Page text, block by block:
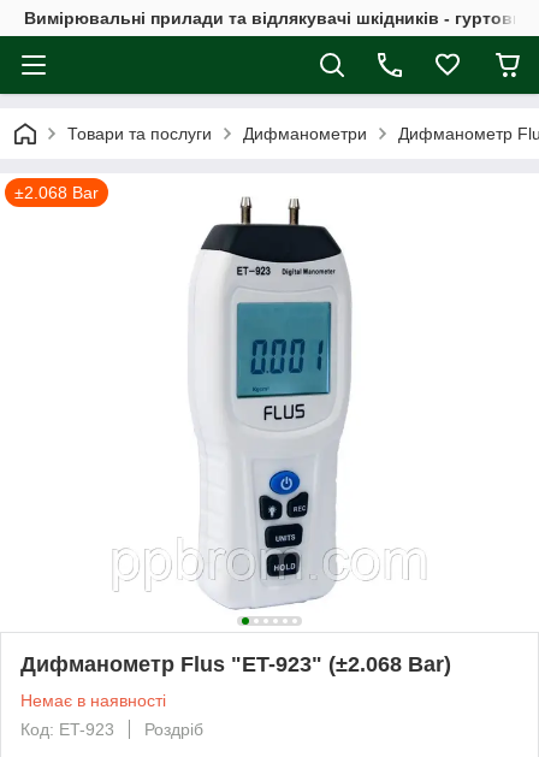
Вимірювальні прилади та відлякувачі шкідників -
Товари та послуги Дифманометри Дифманометр
±2.068 Bar
Дифманометр Flus "ET-923" (±2.068 Bar)
Немає в наявності
Код: ET-923
Роздріб